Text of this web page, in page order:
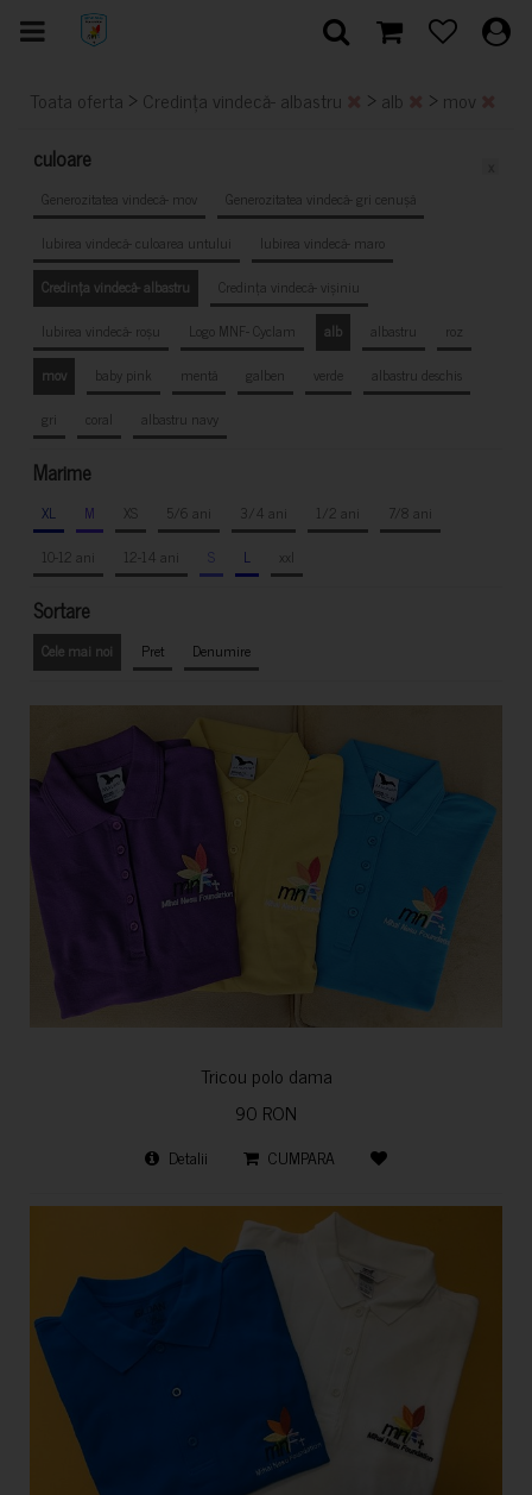
Toata oferta > Credința vindecă- albastru > alb > mov
culoare
Generozitatea vindecă- mov
Generozitatea vindecă- gri cenușă
Iubirea vindecă- culoarea untului
Iubirea vindecă- maro
Credința vindecă- albastru
Credința vindecă- vișiniu
Iubirea vindecă- roșu
Logo MNF- Cyclam alb albastru
roz
mov
baby pink mentă galben verde
albastru deschis
gri
coral albastru navy
Marime
XL M XS 5/6 ani 3/4 ani 1/2 ani
7/8 ani
10-12 ani
12-14 ani S L xxl
Sortare
Cele mai noi Pret Denumire
Tricou polo dama
90 RON
Detalii CUMPARA